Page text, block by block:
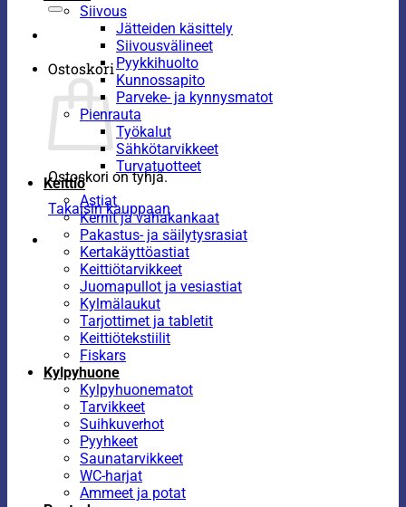
Ostoskori
Ostoskori on tyhjä.
Takaisin kauppaan
Siivous
Jätteiden käsittely
Siivousvälineet
Pyykkihuolto
Kunnossapito
Parveke- ja kynnysmatot
Pienrauta
Työkalut
Sähkötarvikkeet
Turvatuotteet
Keittiö
Astiat
Kernit ja vahakankaat
Pakastus- ja säilytysrasiat
Kertakäyttöastiat
Keittiötarvikkeet
Juomapullot ja vesiastiat
Kylmälaukut
Tarjottimet ja tabletit
Keittiötekstiilit
Fiskars
Kylpyhuone
Kylpyhuonematot
Tarvikkeet
Suihkuverhot
Pyyhkeet
Saunatarvikkeet
WC-harjat
Ammeet ja potat